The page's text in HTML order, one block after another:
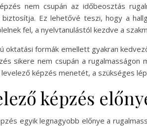
nem csupán az időbeosztás
Ez lehetővé teszi, hogy a
fel, a nyelvtanulástól kezdve a
oktatási formák emellett gyakran
sikere nem csupán a
képzés menetét, a szükséges
képzés
egyik legnagyobb előnye a